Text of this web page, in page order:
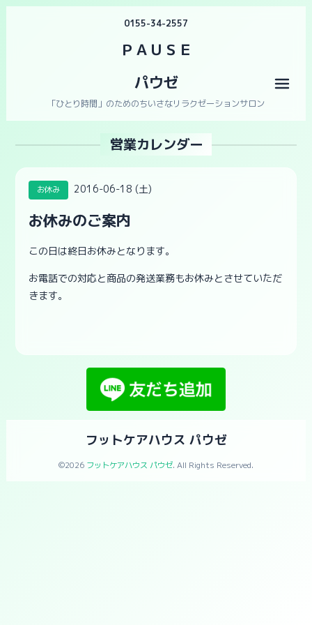
0155-34-2557
ＰＡＵＳＥ
パウゼ
「ひとり時間」のためのちいさなリラクゼーションサロン
営業カレンダー
お休み 2016-06-18 (土)
お休みのご案内
この日は終日お休みとなります。
お電話での対応と商品の発送業務もお休みとさせていただ
きます。
フットケアハウス パウゼ
©2026 フットケアハウス パウゼ. All Rights Reserved.